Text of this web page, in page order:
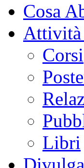
Cosa
Attività
Corsi
Libri